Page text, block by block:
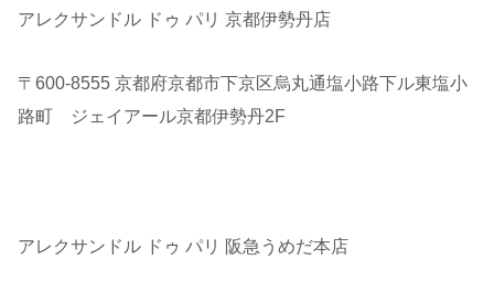
アレクサンドル ドゥ パリ 京都伊勢丹店
〒600-8555 京都府京都市下京区烏丸通塩小路下ル東塩小
路町 ジェイアール京都伊勢丹2F
アレクサンドル ドゥ パリ 阪急うめだ本店